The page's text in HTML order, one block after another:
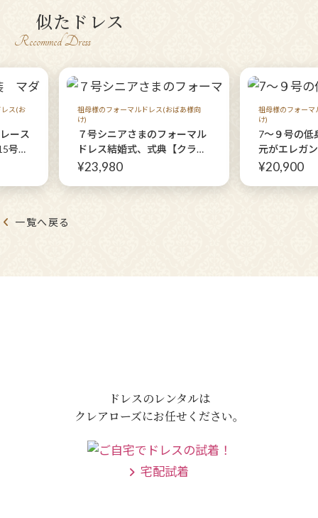
似たドレス
Recommed Dress
ス(お
ース
号、
様に
祖母様のフォーマルドレス(おばあ様向
け)
７号シニアさまのフォーマル
ドレス結婚式、式典【クラリ
ネットドレス+ ベルクラシカ
¥23,980
祖母様のフォーマ
け)
7〜９号の低
元がエレガ
の祖母様ド
¥20,900
一覧へ戻る
ドレスのレンタルは
クレアローズにお任せください。
宅配試着